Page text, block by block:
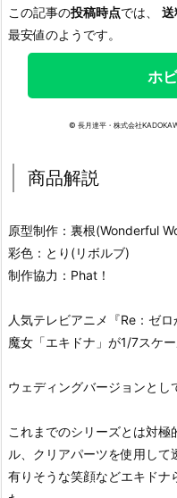
この記事の投稿時点では、 送
最安値のようです。
ホ
© 長月達平・株式会社
商品解説
原型制作：裏根(Wonderful
彩色：とり(リボルブ)
制作協力：Phat！
人気テレビアニメ『Re：ゼ
魔女「エキドナ」が1/7スケー
ウェディングバージョンとし
これまでのシリーズとは対
ル、クリアパーツを使用し
有りそうな笑顔などエキドナ